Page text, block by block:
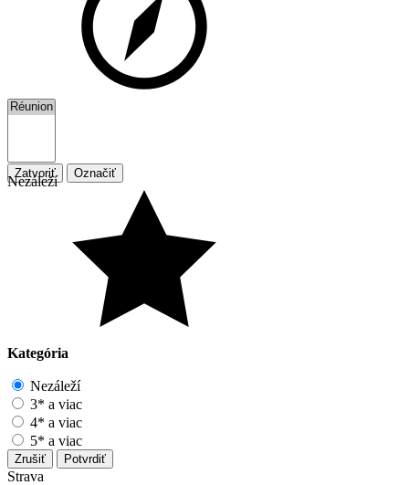
Zatvoriť Označiť
Nezáleží
Kategória
Nezáleží
3* a viac
4* a viac
5* a viac
Zrušiť Potvrdiť
Strava